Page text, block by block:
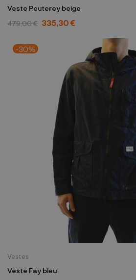
Veste Peuterey beige
479,00 € 335,30 €
-30%
Vestes
Veste Fay bleu